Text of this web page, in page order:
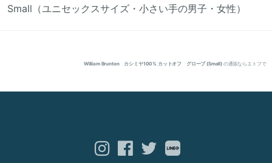
Small（ユニセックスサイズ・小さい手の男子・女性）
William Brunton カシミヤ100% カットオフ グローブ (Small) の通販ならエトフで